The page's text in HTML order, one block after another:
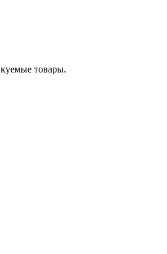
товары.